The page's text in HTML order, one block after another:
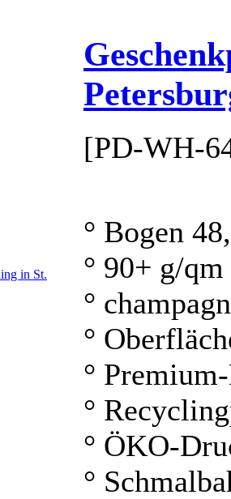
[PD-WH-
° Bogen
° 90+ g/qm
°
°
°
°
° ÖKO-
°